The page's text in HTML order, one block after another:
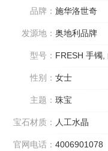
品牌： 施华洛世奇
发源地： 奥地利品牌
型号： FRESH 手镯
性别： 女士
主题： 珠宝
宝石材质： 人工水晶
官网电话： 4006901078